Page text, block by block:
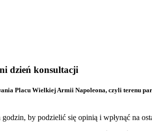
dzień konsultacji
Placu Wielkiej Armii Napoleona, czyli terenu
by podzielić się opinią i wpłynąć na